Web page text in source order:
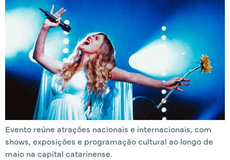
Evento reúne atrações nacionais e internacionais, com
shows, exposições e programação cultural ao longo de
maio na capital catarinense.